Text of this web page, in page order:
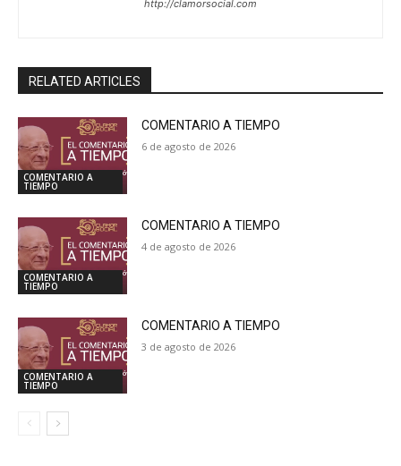
http://clamorsocial.com
RELATED ARTICLES
COMENTARIO A
TIEMPO
COMENTARIO A TIEMPO
6 de agosto de 2026
COMENTARIO A
TIEMPO
COMENTARIO A TIEMPO
4 de agosto de 2026
COMENTARIO A
TIEMPO
COMENTARIO A TIEMPO
3 de agosto de 2026